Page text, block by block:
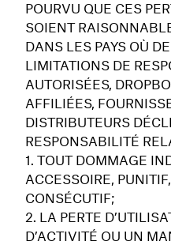
POURVU QUE CES
SOIENT
DANS LES PAYS OÙ
LIMITATIONS DE
AUTORISÉES,
AFFILIÉES,
DISTRIBUTEURS
RESPONSABILITÉ
TOUT DOMMAGE
ACCESSOIRE,
CONSÉCUTIF;
LA PERTE
D’ACTIVITÉ OU UN